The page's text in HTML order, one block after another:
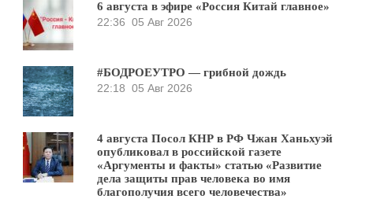
6 августа в эфире «Россия Китай главное»
22:36 05 Авг 2026
#БОДРОЕУТРО — грибной дождь
22:18 05 Авг 2026
4 августа Посол КНР в РФ Чжан Ханьхуэй
опубликовал в российской газете
«Аргументы и факты» статью «Развитие
дела защиты прав человека во имя
благополучия всего человечества»